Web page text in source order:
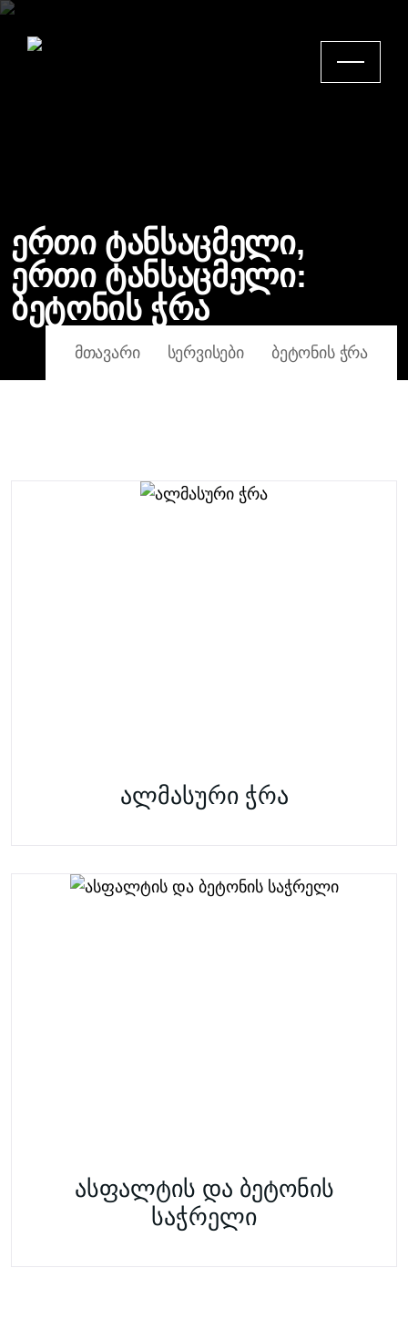
ერთი ტანსაცმელი,
ერთი ტანსაცმელი:
ბეტონის ჭრა
ᲛᲗᲐᲕᲐᲠᲘ ᲡᲔᲠᲕᲘᲡᲔᲑᲘ ᲑᲔᲢᲝᲜᲘᲡ ᲭᲠᲐ
ალმასური ჭრა
ასფალტის და ბეტონის
საჭრელი